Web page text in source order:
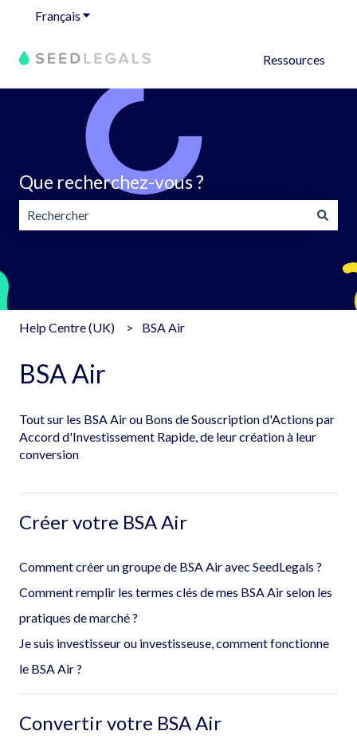
Français Afficher le sous-menu pour les traductions
Ressources
Que recherchez-vous ?
Help Centre (UK) BSA Air
BSA Air
Tout sur les BSA Air ou Bons de Souscription d'Actions par
Accord d'Investissement Rapide, de leur création à leur
conversion
Créer votre BSA Air
Comment créer un groupe de BSA Air avec SeedLegals ?
Comment remplir les termes clés de mes BSA Air selon les
pratiques de marché ?
Je suis investisseur ou investisseuse, comment fonctionne
le BSA Air ?
Convertir votre BSA Air